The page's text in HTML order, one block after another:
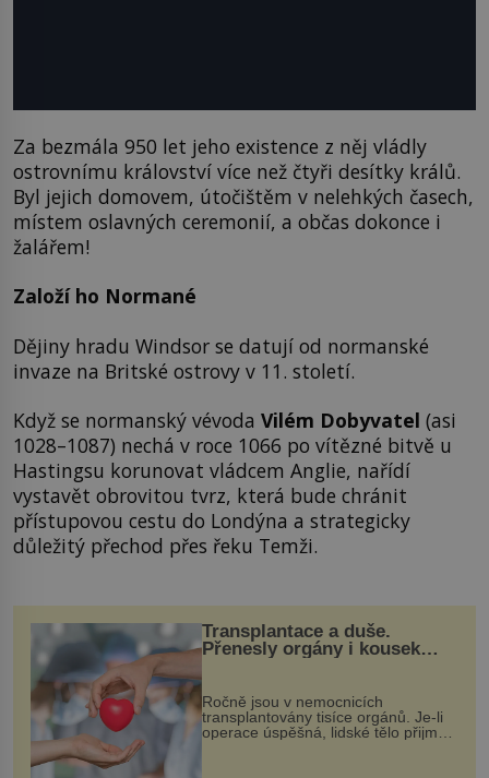
Za bezmála 950 let jeho existence z něj vládly
ostrovnímu království více než čtyři desítky králů.
Byl jejich domovem, útočištěm v nelehkých časech,
místem oslavných ceremonií, a občas dokonce i
žalářem!
Založí ho Normané
Dějiny hradu Windsor se datují od normanské
invaze na Britské ostrovy v 11. století.
Když se normanský vévoda Vilém Dobyvatel (asi
1028–1087) nechá v roce 1066 po vítězné bitvě u
Hastingsu korunovat vládcem Anglie, nařídí
vystavět obrovitou tvrz, která bude chránit
přístupovou cestu do Londýna a strategicky
důležitý přechod přes řeku Temži.
Transplantace a duše.
Přenesly orgány i kousek
Ročně jsou v nemocnicích
transplantovány tisíce orgánů. Je-li
operace úspěšná, lidské tělo přijme